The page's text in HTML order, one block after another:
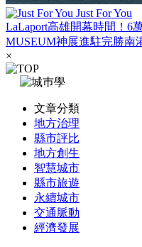
Just For You
LaLaport高雄開幕時間！6
MUSEUM神展進駐完勝南
×
文章分類
地方治理
縣市評比
地方創生
智慧城市
縣市旅遊
永續城市
交通脈動
經濟發展